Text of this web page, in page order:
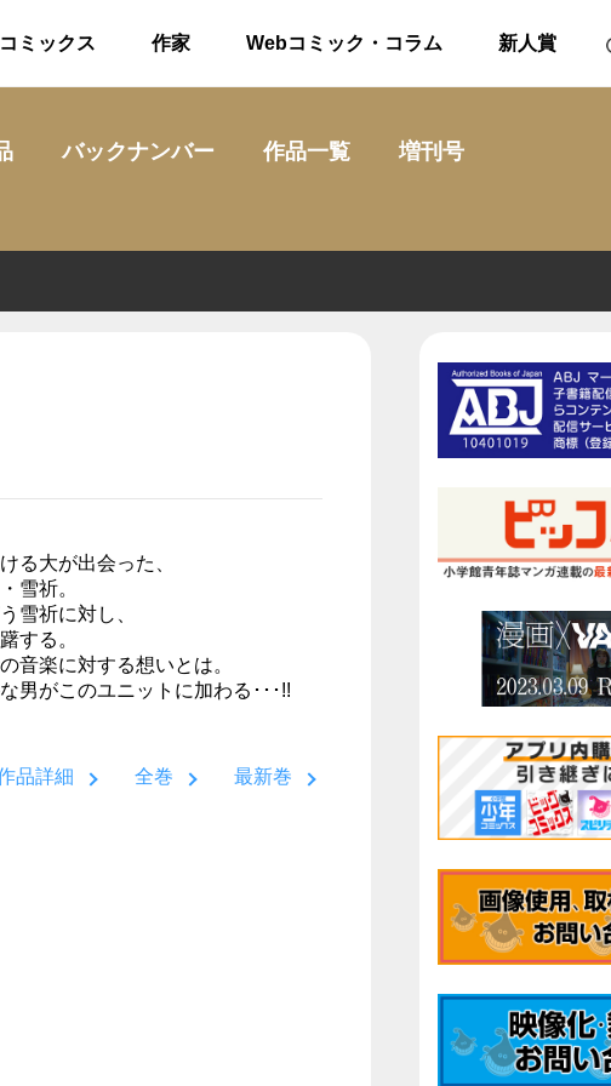
コミックス 作家 Webコミック・コラム 新人賞
バックナンバー 作品一覧 増刊号
る大が出会った、
雪祈。
雪祈に対し、
する。
音楽に対する想いとは。
男がこのユニットに加わる･･･!!
品詳細 全巻 最新巻